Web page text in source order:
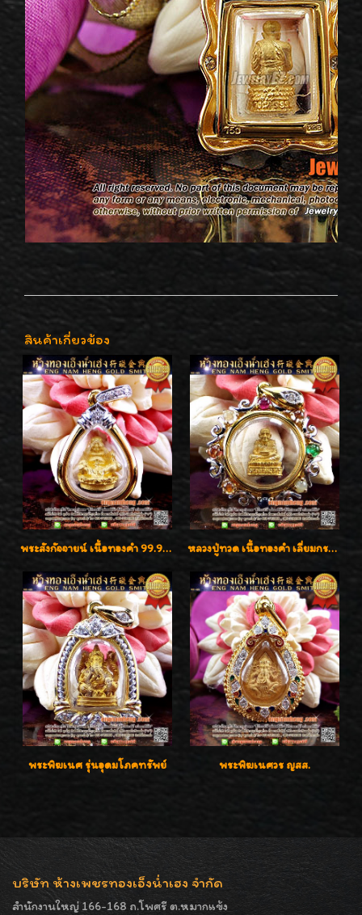
สินค้าเกี่ยวข้อง
พระสังกัจจายน์ เนื้อทองคำ 99.99% หลวงปู่ทวด เนื้อทองคำ เลี่ยมกรอบทองคำประดับเพชรแท้และพลอยนพเก้า น่ารักมากๆค่ะ
พระพิฆเนศ รุ่นอุดมโภคทรัพย์ พระพิฆเนศวร ญสส.
บริษัท ห้างเพชรทองเอ็งน่ำเฮง จำกัด
สำนักงานใหญ่ 166-168 ถ.โพศรี ต.หมากแข้ง